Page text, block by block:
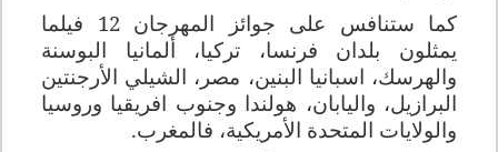
كما ستنافس على جوائز المهرجان 12 فيلما
يمثلون بلدان فرنسا، تركيا، ألمانيا البوسنة
والهرسك، اسبانيا البنين، مصر، الشيلي الأرجنتين
البرازيل، واليابان، هولندا وجنوب افريقيا وروسيا
والولايات المتحدة الأمريكية، فالمغرب.